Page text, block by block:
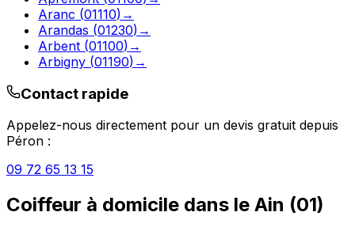
Aranc (01110) →
Arandas (01230) →
Arbent (01100) →
Arbigny (01190) →
Contact rapide
Appelez-nous directement pour un devis gratuit depuis
Péron :
09 72 65 13 15
Coiffeur à domicile dans le Ain (01)